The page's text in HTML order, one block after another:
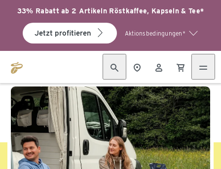
33% Rabatt ab 2 Artikeln Röstkaffee, Kapseln & Tee*
Jetzt profitieren Aktionsbedingungen*